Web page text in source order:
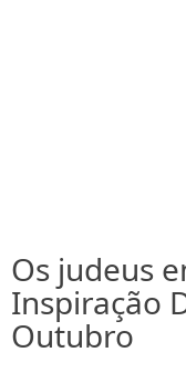
Os judeus
Inspiração
Outubro